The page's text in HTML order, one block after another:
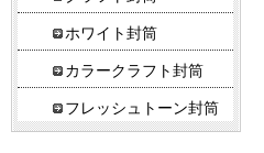
ホワイト封筒
カラークラフト封筒
フレッシュトーン封筒